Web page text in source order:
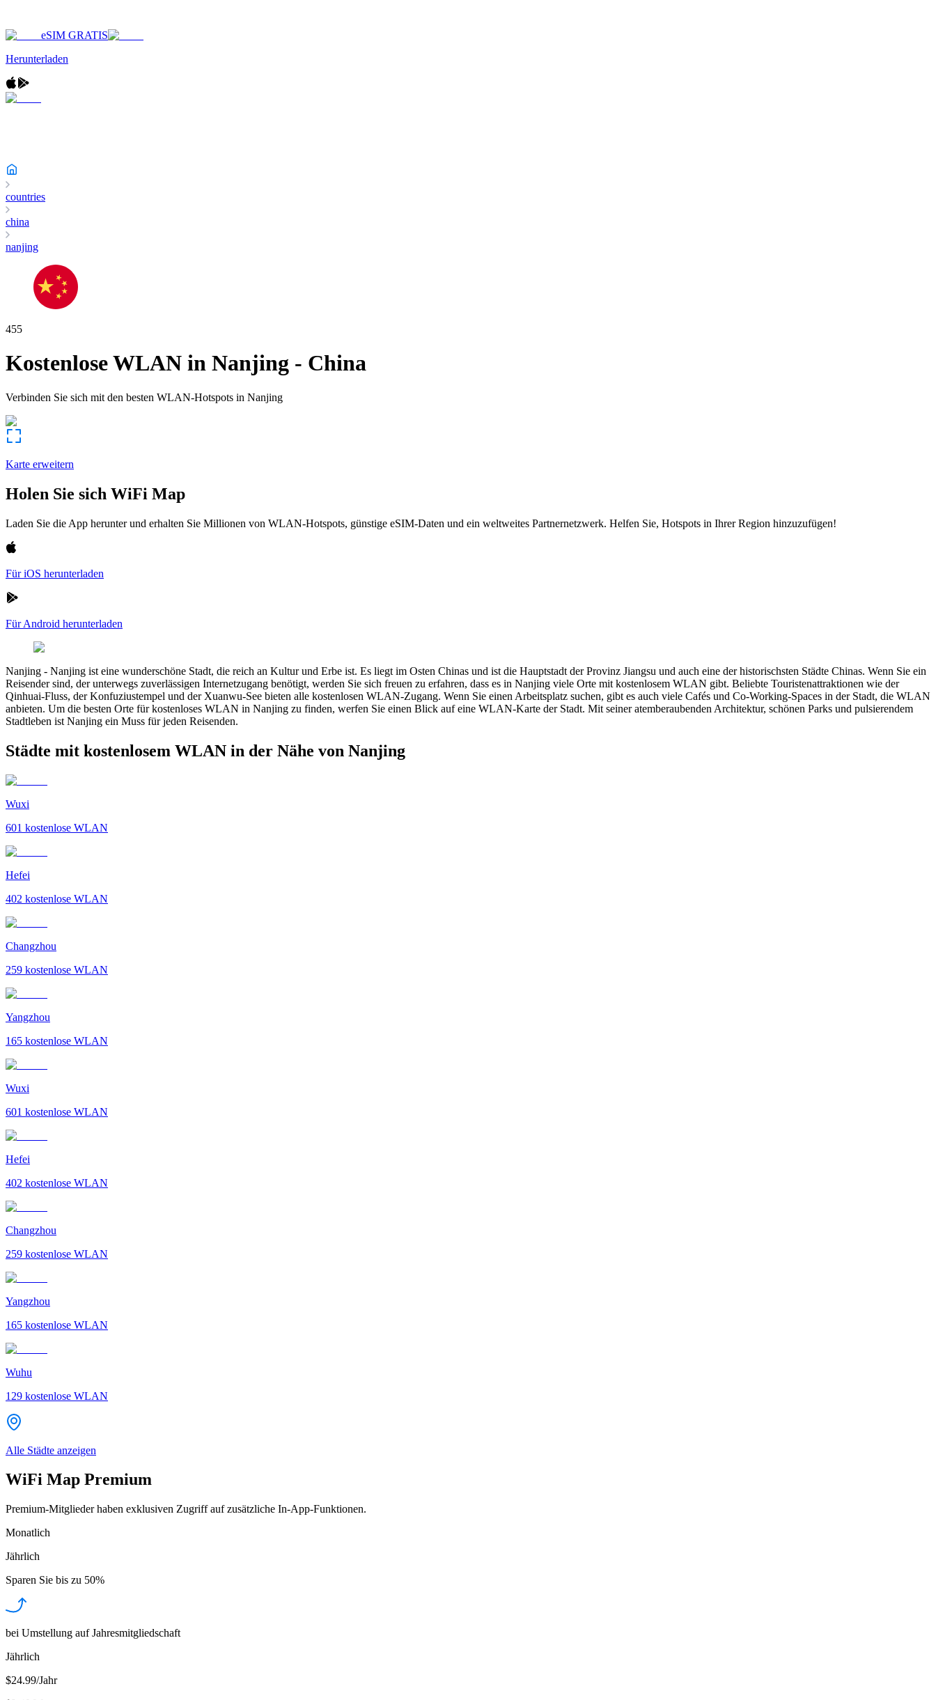
eSIM GRATIS
Herunterladen
countries
china
nanjing
455
Kostenlose WLAN in Nanjing - China
Verbinden Sie sich mit den besten WLAN-Hotspots in Nanjing
Karte erweitern
Holen Sie sich WiFi Map
Laden Sie die App herunter und erhalten Sie Millionen von WLAN-Hotspots, günstige eSIM-Daten und ein weltweites Partnernetzwerk. Helfen Sie, Hotspots in Ihrer Region hinzuzufügen!
Für iOS herunterladen
Für Android herunterladen
Nanjing - Nanjing ist eine wunderschöne Stadt, die reich an Kultur und Erbe ist. Es liegt im Osten Chinas und ist die Hauptstadt der Provinz Jiangsu und auch eine der historischsten Städte Chinas. Wenn Sie ein
Reisender sind, der unterwegs zuverlässigen Internetzugang benötigt, werden Sie sich freuen zu erfahren, dass es in Nanjing viele Orte mit kostenlosem WLAN gibt. Beliebte Touristenattraktionen wie der
Qinhuai-Fluss, der Konfuziustempel und der Xuanwu-See bieten alle kostenlosen WLAN-Zugang. Wenn Sie einen Arbeitsplatz suchen, gibt es auch viele Cafés und Co-Working-Spaces in der Stadt, die WLAN
anbieten. Um die besten Orte für kostenloses WLAN in Nanjing zu finden, werfen Sie einen Blick auf eine WLAN-Karte der Stadt. Mit seiner atemberaubenden Architektur, schönen Parks und pulsierendem
Stadtleben ist Nanjing ein Muss für jeden Reisenden.
Städte mit kostenlosem WLAN in der Nähe von Nanjing
Wuxi
601 kostenlose WLAN
Hefei
402 kostenlose WLAN
Changzhou
259 kostenlose WLAN
Yangzhou
165 kostenlose WLAN
Wuxi
601 kostenlose WLAN
Hefei
402 kostenlose WLAN
Changzhou
259 kostenlose WLAN
Yangzhou
165 kostenlose WLAN
Wuhu
129 kostenlose WLAN
Alle Städte anzeigen
WiFi Map Premium
Premium-Mitglieder haben exklusiven Zugriff auf zusätzliche In-App-Funktionen.
Monatlich
Jährlich
Sparen Sie bis zu 50%
bei Umstellung auf Jahresmitgliedschaft
Jährlich
$24.99/Jahr